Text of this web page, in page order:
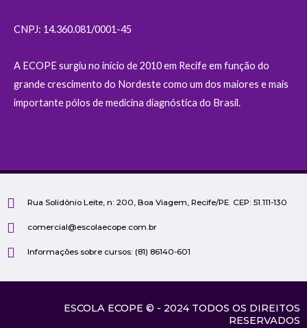
CNPJ: 14.360.081/0001-45
A ECOPE surgiu no início de 2010 em Recife em função do
grande crescimento do Nordeste como um dos maiores e mais
importante pólos de medicina diagnóstica do Brasil.
Rua Solidônio Leite, n: 200, Boa Viagem, Recife/PE. CEP: 51.111-130
comercial@escolaecope.com.br
Informações sobre cursos: (81) 86140-601
ESCOLA ECOPE © - 2024 TODOS OS DIREITOS
RESERVADOS